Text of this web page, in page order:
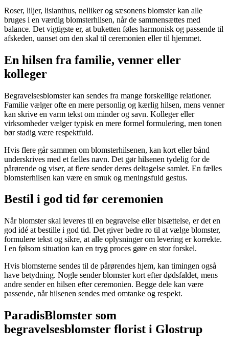
Roser, liljer, lisianthus, nelliker og sæsonens blomster kan alle
bruges i en værdig blomsterhilsen, når de sammensættes med
balance. Det vigtigste er, at buketten føles harmonisk og passende til
afskeden, uanset om den skal til ceremonien eller til hjemmet.
En hilsen fra familie, venner eller
kolleger
Begravelsesblomster kan sendes fra mange forskellige relationer.
Familie vælger ofte en mere personlig og kærlig hilsen, mens venner
kan skrive en varm tekst om minder og savn. Kolleger eller
virksomheder vælger typisk en mere formel formulering, men tonen
bør stadig være respektfuld.
Hvis flere går sammen om blomsterhilsenen, kan kort eller bånd
underskrives med et fælles navn. Det gør hilsenen tydelig for de
pårørende og viser, at flere sender deres deltagelse samlet. En fælles
blomsterhilsen kan være en smuk og meningsfuld gestus.
Bestil i god tid før ceremonien
Når blomster skal leveres til en begravelse eller bisættelse, er det en
god idé at bestille i god tid. Det giver bedre ro til at vælge blomster,
formulere tekst og sikre, at alle oplysninger om levering er korrekte.
I en følsom situation kan en tryg proces gøre en stor forskel.
Hvis blomsterne sendes til de pårørendes hjem, kan timingen også
have betydning. Nogle sender blomster kort efter dødsfaldet, mens
andre sender en hilsen efter ceremonien. Begge dele kan være
passende, når hilsenen sendes med omtanke og respekt.
ParadisBlomster som
begravelsesblomster florist i Glostrup